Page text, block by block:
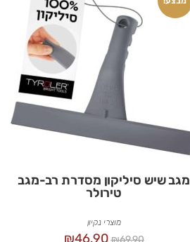
מגב שיש סיליקון מסדרת רב-מגב
טירולר
מוצרי נקיון
₪46.90